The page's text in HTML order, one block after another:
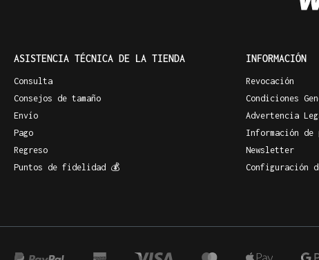
ASISTENCIA TÉCNICA DE LA TIENDA
Consulta
Consejos de tamaño
Envío
Pago
Regreso
Puntos de fidelidad 💰
INFORMACIÓN
Revocación
Condiciones
Advertencia
Información de
Newsletter
Configuración